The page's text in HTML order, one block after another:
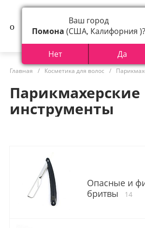
Главная / Косметика для волос /
Парикмахерские
инструменты
Опасные и
бритвы
14
Ваш город
Помона (США, Калифорния )?
Нет Да